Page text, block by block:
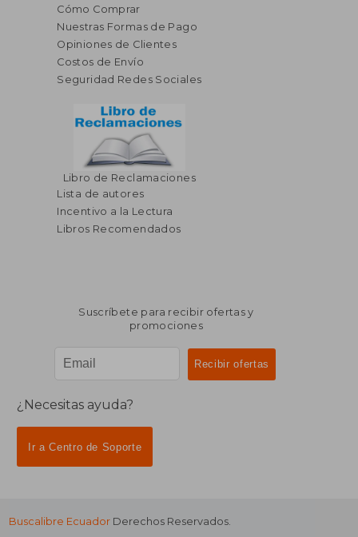
Cómo Comprar
Nuestras Formas de Pago
Opiniones de Clientes
Costos de Envío
Seguridad Redes Sociales
Libro de Reclamaciones
Lista de autores
Incentivo a la Lectura
Libros Recomendados
Suscríbete para recibir ofertas y
promociones
¿Necesitas ayuda?
Ir a Centro de Soporte
Buscalibre Ecuador Derechos Reservados.